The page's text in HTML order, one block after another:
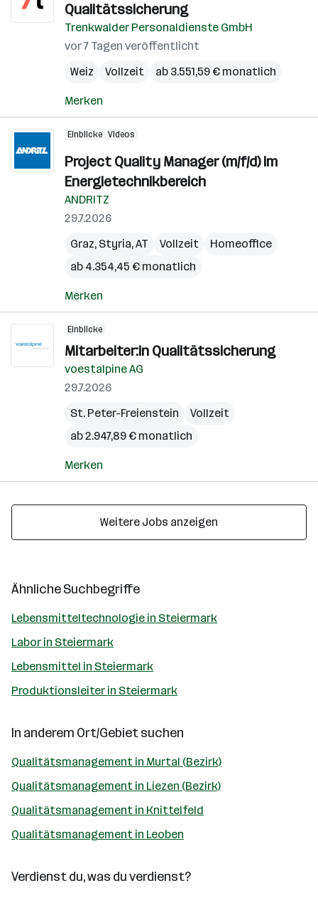
Qualitätssicherung
Trenkwalder Personaldienste GmbH
vor 7 Tagen veröffentlicht
Weiz
Vollzeit ab 3.551,59 € monatlich
Merken
Einblicke Videos
Project Quality Manager (m/f/d) im
Energietechnikbereich
ANDRITZ
29.7.2026
Graz, Styria,AT Vollzeit
Homeoffice
ab 4.354,45 € monatlich
Merken
Einblicke
Mitarbeiter:in Qualitätssicherung
voestalpine AG
29.7.2026
St. Peter-Freienstein
Vollzeit
ab 2.947,89 € monatlich
Merken
Weitere Jobs anzeigen
Ähnliche Suchbegriffe
Lebensmitteltechnologie in Steiermark
Labor in Steiermark
Lebensmittel in Steiermark
Produktionsleiter in Steiermark
In anderem Ort/Gebiet suchen
Qualitätsmanagement in Murtal (Bezirk)
Qualitätsmanagement in Liezen (Bezirk)
Qualitätsmanagement in Knittelfeld
Qualitätsmanagement in Leoben
Verdienst du, was du verdienst?